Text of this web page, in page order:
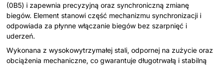
(0B5) i zapewnia precyzyjną oraz synchroniczną zmianę
biegów. Element stanowi część mechanizmu synchronizacji i
odpowiada za płynne włączanie biegów bez szarpnięć i
uderzeń.
Wykonana z wysokowytrzymałej stali, odpornej na zużycie oraz
obciążenia mechaniczne, co gwarantuje długotrwałą i stabilną